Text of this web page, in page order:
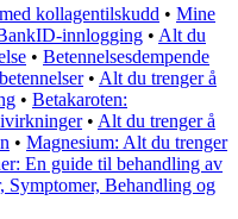
kollagentilskudd • Mine
innlogging • Alt du
• Betennelsesdempende
• Alt du trenger å
• Betakaroten:
• Alt du trenger å
• Magnesium: Alt du trenger
En guide til behandling av
Symptomer, Behandling og